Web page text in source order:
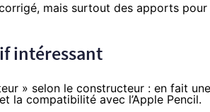
mais surtout des apports pour
intéressant
» selon le constructeur : en fait une
la compatibilité avec l’Apple Pencil.